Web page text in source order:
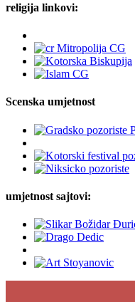
religija linkovi:
Scenska umjetnost
umjetnost sajtovi: